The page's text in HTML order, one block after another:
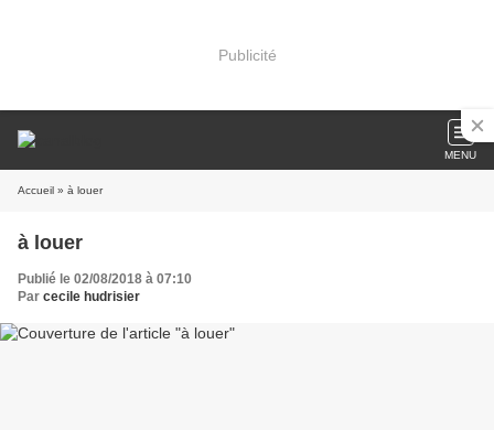
Publicité
MENU
Accueil » à louer
à louer
Publié le 02/08/2018 à 07:10
Par cecile hudrisier